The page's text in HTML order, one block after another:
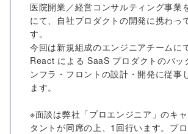
医院開業／経営コンサルティング事業
にて、自社プロダクトの開発に携わっ
す。
今回は新規組成のエンジニアチームに
React による SaaS プロダクトのバッ
ンフラ・フロントの設計・開発に従事
ます。
※面談は弊社「プロエンジニア」のキ
タントが同席の上、1回行います。プ